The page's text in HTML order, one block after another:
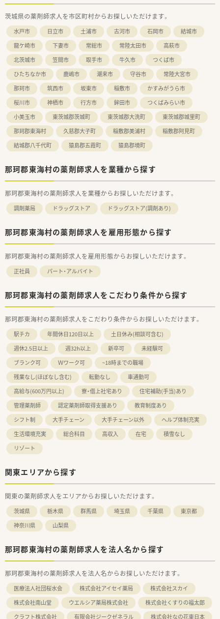
茨城県の薬剤師求人を市区町村からお探しいただけます。
水戸市 日立市 土浦市 古河市 石岡市
結城市
龍ケ崎市
下妻市 常総市 常陸太田市
高萩市
北茨城市
笠間市 取手市 牛久市
つくば市
ひたちなか市
鹿嶋市 潮来市 守谷市
常陸大宮市
那珂市
筑西市 坂東市 稲敷市
かすみがうら市
桜川市
神栖市 行方市 鉾田市
つくばみらい市
小美玉市
東茨城郡茨城町 東茨城郡大洗町
東茨城郡城里町
那珂郡東海村
久慈郡大子町 稲敷郡美浦村
稲敷郡阿見町
結城郡八千代町
猿島郡五霞町 猿島郡境町
那珂郡東海村の薬剤師求人を業種から探す
那珂郡東海村の薬剤師求人を業種からお探しいただけます。
調剤薬局 ドラッグストア ドラッグストア(調剤あり)
那珂郡東海村の薬剤師求人を雇用形態から探す
那珂郡東海村の薬剤師求人を雇用形態からお探しいただけます。
正社員 パート・アルバイト
那珂郡東海村の薬剤師求人をこだわり条件から探す
那珂郡東海村の薬剤師求人をこだわり条件からお探しいただけます。
駅チカ 年間休日120日以上
土日休み(相談可含む)
週休2.5日以上
週32h以上 新卒可
未経験可
ブランク可
Ｗワーク可
~18時までの職場
残業なし(ほぼなし含む)
転勤なし
車通勤可
高給与(600万円以上)
寮・借上社宅あり
住宅補助(手当)あり
管理薬剤師
認定薬剤師取得支援あり
教育制度あり
シフト制
大手チェーン 大手チェーン以外
ヘルプ体制充実
生活環境充実
総合科目 高収入 在宅
積雪なし
リゾート
関東エリアから探す
関東の薬剤師求人をエリアからお探しいただけます。
茨城県 栃木県 群馬県 埼玉県 千葉県
東京都
神奈川県
山梨県
那珂郡東海村の薬剤師求人を法人名から探す
那珂郡東海村の薬剤師求人を法人名からお探しいただけます。
医療法人社団桜水会 株式会社アイセイ薬局
株式会社スカイ
株式会社南山堂
ウエルシア薬局株式会社
株式会社くすりの福太郎
クラフト株式会社
有限会社ジークゼネラル
株式会社なの花東日本